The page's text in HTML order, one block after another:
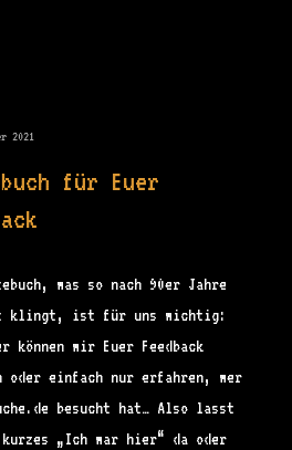
2021
für Euer
was so nach 90er Jahre
klingt, ist für uns wichtig:
können wir Euer Feedback
oder einfach nur erfahren, wer
besucht hat… Also lasst
„Ich war hier“ da oder